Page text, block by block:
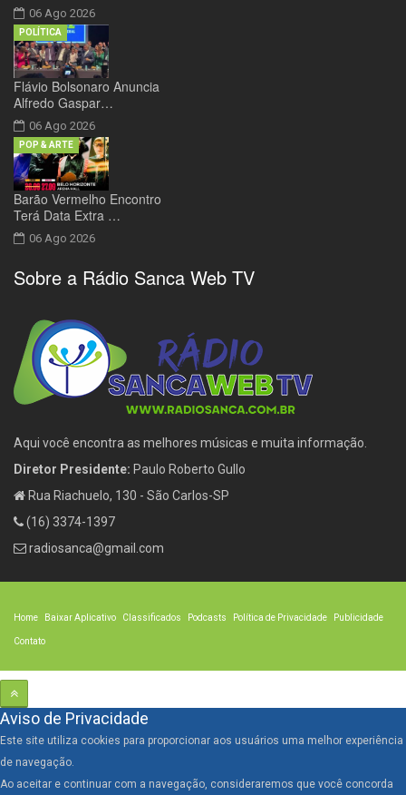
06 Ago 2026
Flávio Bolsonaro Anuncia
Alfredo Gaspar…
06 Ago 2026
POLÍTICA
Barão Vermelho Encontro
Terá Data Extra …
06 Ago 2026
POP & ARTE
Sobre a Rádio Sanca Web TV
Aqui você encontra as melhores músicas e muita informação.
Diretor Presidente: Paulo Roberto Gullo
Rua Riachuelo, 130 - São Carlos-SP
(16) 3374-1397
radiosanca@gmail.com
Home Baixar Aplicativo Classificados Podcasts Política de Privacidade Publicidade
Contato
Aviso de Privacidade
Este site utiliza cookies para proporcionar aos usuários uma melhor experiência
de navegação.
Ao aceitar e continuar com a navegação, consideraremos que você concorda